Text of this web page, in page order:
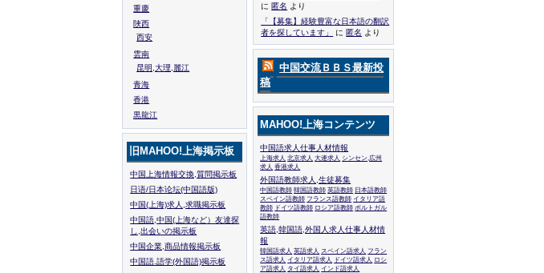
重慶
陜西
西安
雲南
昆明,大理,麗江
青海
香港
黒龍江
旧MAHOO!上海掲示板
中国上海情報交換,質問掲示板
日语/日本论坛(中国語版)
中国(上海)求人,求職掲示板
中国語,中国(上海など）友達探
し,出会いの掲示板
中国企業,商品情報掲示板
中国語.語学(外国語)掲示板
に 匿名 より
「【募集】経験豊富な日本語の翻訳
者を探しています」
に 匿名 より
中国交流ＢＢＳ最新投
稿
MAHOO!上海コンテンツ
中国語求人仕事人材情報
上海求人 北京求人 大連求人 シンセン,広州
求人 香港求人
外国語教師求人,生徒募集
中国語教師 韓国語教師 英語教師 日本語教師
スペイン語教師 フランス語教師 イタリア語
教師 ドイツ語教師 ロシア語教師 ポルトガル
語教師
英語,韓国語,外国人求人仕事人材情
報
韓国語求人 英語求人 スペイン語求人 フラン
ス語求人 イタリア語求人 ドイツ語求人 ロシ
ア語求人 タイ語求人 インド語求人